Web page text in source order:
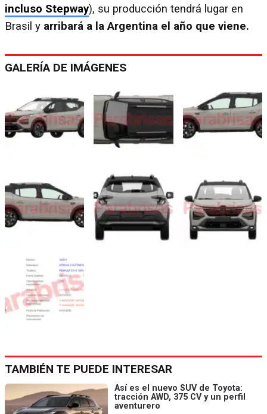
incluso Stepway), su producción tendrá lugar en
Brasil y arribará a la Argentina el año que viene.
GALERÍA DE IMÁGENES
TAMBIÉN TE PUEDE INTERESAR
Así es el nuevo SUV de Toyota:
tracción AWD, 375 CV y un perfil
aventurero